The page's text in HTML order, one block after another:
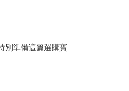
別準備這篇選購寶